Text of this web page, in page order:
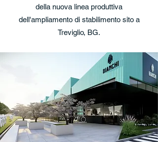
della nuova linea produttiva
dell'ampliamento di stabilimentosito a
Treviglio, BG.